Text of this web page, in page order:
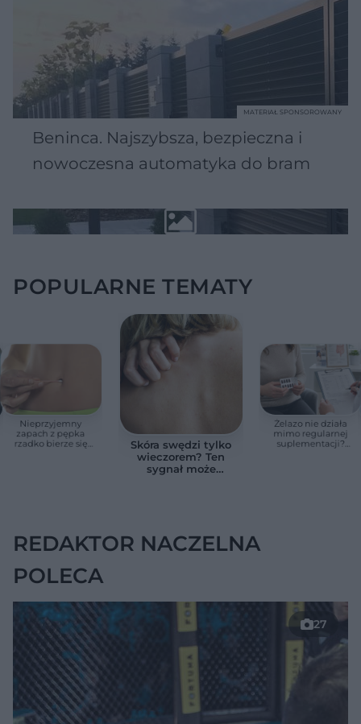
Beninca. Najszybsza, bezpieczna i
nowoczesna automatyka do bram
MATERIAŁ SPONSOROWANY
POPULARNE TEMATY
Nieprzyjemny
zapach z pępka
rzadko bierze się
Skóra swędzi tylko
wieczorem? Ten
sygnał może
Żelazo nie działa
mimo regularnej
suplementacji?
REDAKTOR NACZELNA
POLECA
27